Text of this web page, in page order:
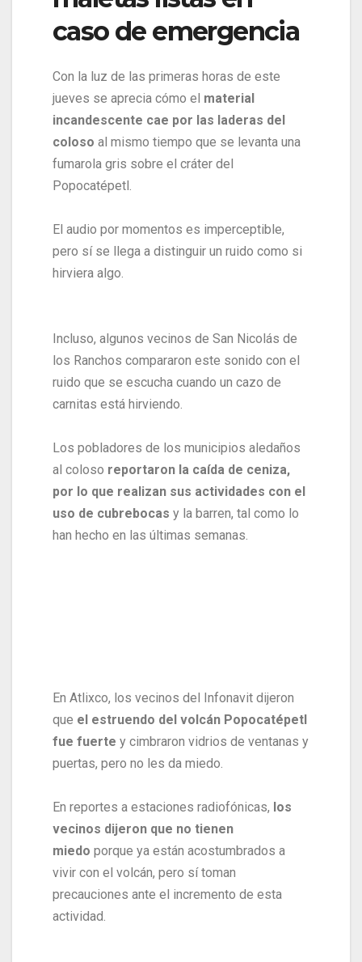
caso de emergencia
Con la luz de las primeras horas de este
jueves se aprecia cómo el material
incandescente cae por las laderas del
coloso al mismo tiempo que se levanta una
fumarola gris sobre el cráter del
Popocatépetl.
El audio por momentos es imperceptible,
pero sí se llega a distinguir un ruido como si
hirviera algo.
Incluso, algunos vecinos de San Nicolás de
los Ranchos compararon este sonido con el
ruido que se escucha cuando un cazo de
carnitas está hirviendo.
Los pobladores de los municipios aledaños
al coloso reportaron la caída de ceniza,
por lo que realizan sus actividades con el
uso de cubrebocas y la barren, tal como lo
han hecho en las últimas semanas.
En Atlixco, los vecinos del Infonavit dijeron
que el estruendo del volcán Popocatépetl
fue fuerte y cimbraron vidrios de ventanas y
puertas, pero no les da miedo.
En reportes a estaciones radiofónicas, los
vecinos dijeron que no tienen
miedo porque ya están acostumbrados a
vivir con el volcán, pero sí toman
precauciones ante el incremento de esta
actividad.